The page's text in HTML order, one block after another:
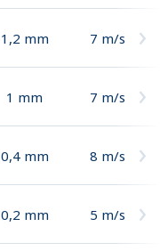
1,2 mm 7 m/s
1 mm 7 m/s
0,4 mm 8 m/s
0,2 mm 5 m/s